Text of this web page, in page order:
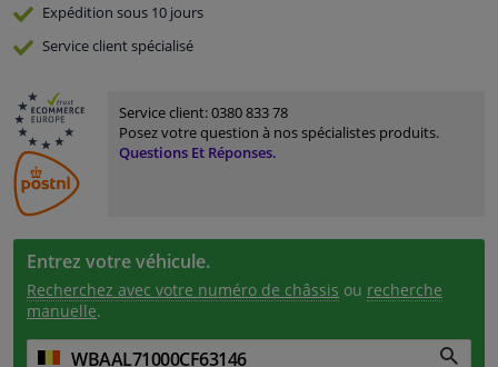
Expédition sous 10 jours
Serviceclient spécialisé
Service client:0380 833 78
Posez votre question à nos spécialistes produits.
Questions Et Réponses.
Entrez votre véhicule.
Recherchez avec votre numéro de châssis ou recherche
manuelle.